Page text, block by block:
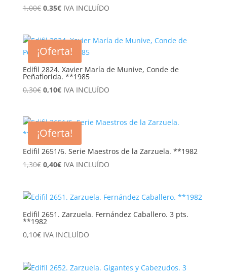
1,00€ El
era:
1,00€.
0,35€El
es:
0,35€.
IVA INCLUÍDO
¡Oferta!
Edifil 2824. Xavier María de Munive, Conde de
Peñaflorida. **1985
0,30€ El
era:
0,30€.
0,10€El
es:
0,10€.
IVA INCLUÍDO
¡Oferta!
Edifil 2651/6. Serie Maestros de la Zarzuela. **1982
1,30€ El
era:
1,30€.
0,40€El
es:
0,40€.
IVA INCLUÍDO
Edifil 2651. Zarzuela. Fernández Caballero. 3 pts.
**1982
0,10€ IVA INCLUÍDO